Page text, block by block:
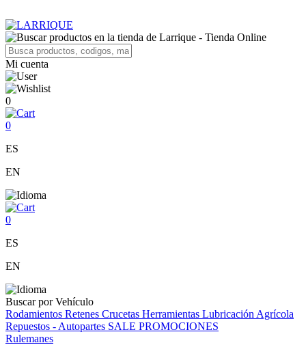
Mi cuenta
0
0
ES
EN
0
ES
EN
Buscar por Vehículo
Rodamientos Retenes Crucetas Herramientas Lubricación Agrícola
Repuestos - Autopartes SALE PROMOCIONES
Rulemanes